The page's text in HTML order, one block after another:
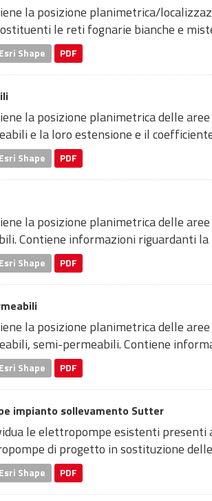
la posizione planimetrica/
le reti fognarie bianche e
Esri Shape PDF
la posizione planimetrica delle
e la loro estensione e il
Esri Shape PDF
la posizione planimetrica delle
Contiene informazioni riguardanti la
Esri Shape PDF
la posizione planimetrica delle
semi-permeabili. Contiene
Esri Shape PDF
impianto sollevamento Sutter
le elettropompe esistenti presenti
di progetto in sostituzione
Esri Shape PDF